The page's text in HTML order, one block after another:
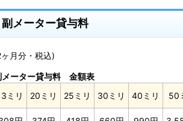
副メーター貸与料
月分・税込)
メーター貸与料 金額表
ミリ
20ミリ 25ミリ 30ミリ 40ミリ 50